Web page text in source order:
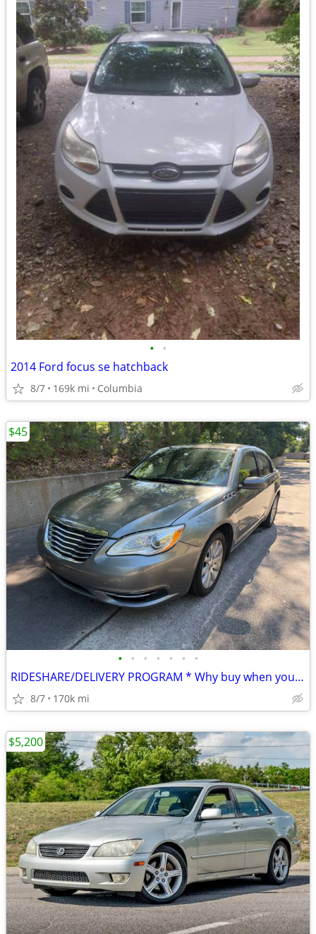
• •
2014 Ford focus se hatchback
8/7 169k mi Columbia
• • • • • • •
RIDESHARE/DELIVERY PROGRAM * Why buy when you can rent daily*
8/7 170k mi
$45
$5,200